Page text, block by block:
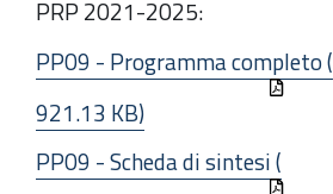
PRP 2021-2025:
PP09 - Programma completo (
921.13 KB)
PP09 - Scheda di sintesi (